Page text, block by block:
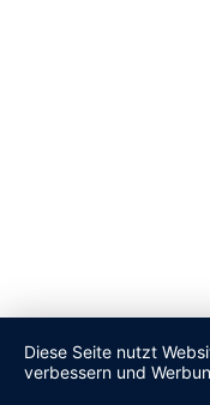
Diese Seite nutzt
verbessern und